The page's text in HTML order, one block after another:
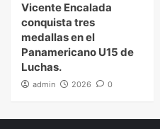
Vicente Encalada
conquista tres
medallas en el
Panamericano U15 de
Luchas.
admin 2026 0